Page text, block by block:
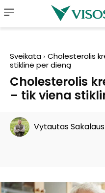
Sveikata
Cholesterolis
stiklinė per dieną
Cholesterolis
– tik viena
Vytautas